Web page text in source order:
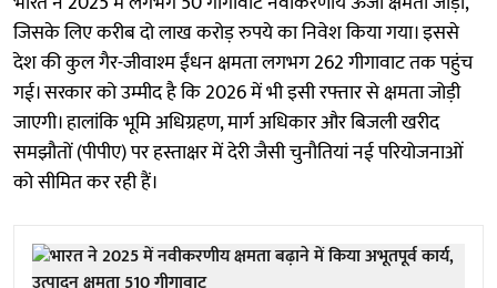
जिसके लिए करीब दो लाख करोड़ रुपये का निवेश किया गया। इससे
देश की कुल गैर-जीवाश्म ईंधन क्षमता लगभग 262 गीगावाट तक पहुंच
गई। सरकार को उम्मीद है कि 2026 में भी इसी रफ्तार से क्षमता जोड़ी
जाएगी। हालांकि भूमि अधिग्रहण, मार्ग अधिकार और बिजली खरीद
समझौतों (पीपीए) पर हस्ताक्षर में देरी जैसी चुनौतियां नई परियोजनाओं
को सीमित कर रही हैं।